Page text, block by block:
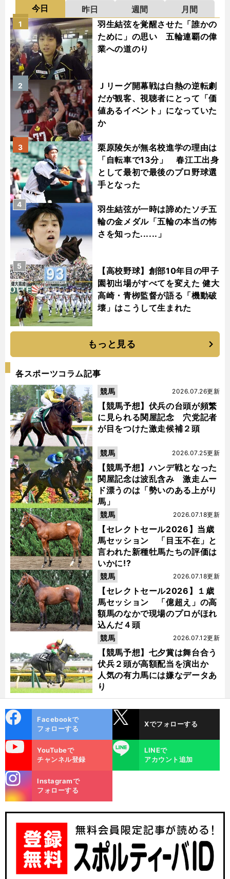
今日 昨日 週間
月間
羽生結弦を覚醒させた「誰かの
ために」の思い 五輪連覇の偉
業への道のり
1
Ｊリーグ開幕戦は白熱の逆転劇
だが観客、視聴者にとって「価
値あるイベント」になっていた
か
2
栗原陵矢が無名校進学の理由は
「自転車で13分」 春江工出身
として最初で最後のプロ野球選
手となった
3
羽生結弦が一時は諦めたソチ五
輪の金メダル「五輪の本当の怖
さを知った......」
4
【高校野球】創部10年目の甲子
園初出場がすべてを変えた 健大
高崎・青栁監督が語る「機動破
壊」はこうして生まれた
5
もっと見る
各スポーツコラム記事
【競馬予想】伏兵の台頭が頻繁
に見られる関屋記念 穴党記者
が目をつけた激走候補２頭
2026.07.26更新
競馬
【競馬予想】ハンデ戦となった
関屋記念は波乱含み 激走ムー
ド漂うのは「勢いのある上がり
馬」
2026.07.25更新
競馬
【セレクトセール2026】当歳
馬セッション 「目玉不在」と
言われた新種牡馬たちの評価は
いかに!?
2026.07.18更新
競馬
【セレクトセール2026】１歳
馬セッション 「億超え」の高
額馬のなかで現場のプロがほれ
込んだ４頭
2026.07.18更新
競馬
【競馬予想】七夕賞は舞台合う
伏兵２頭が高額配当を演出か
人気の有力馬には嫌なデータあ
り
2026.07.12更新
競馬
ok
Facebookで
フォローする
Xでフォローする
YouTubeで
チャンネル登録
LINE
LINEで
アカウント追加
m
Instagramで
フォローする